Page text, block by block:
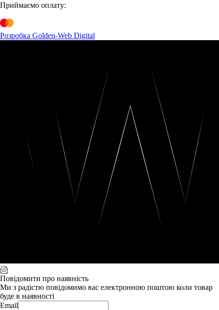
Приймаємо оплату:
Розробка Golden-Web Digital
Повідомити про наявність
Ми з радістю повідомимо вас електронною поштою коли товар
буде в наявності
Email